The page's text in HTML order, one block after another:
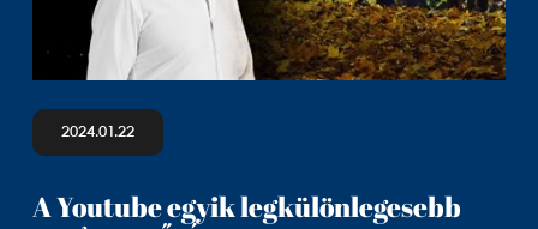
2024.01.22
A Youtube egyik legkülönlegesebb